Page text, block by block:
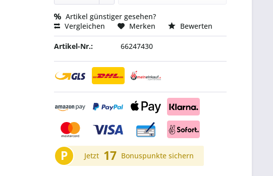
Artikel günstiger gesehen?
Vergleichen
Merken Bewerten
Artikel-Nr.: 66247430
P Jetzt 17 Bonuspunkte sichern